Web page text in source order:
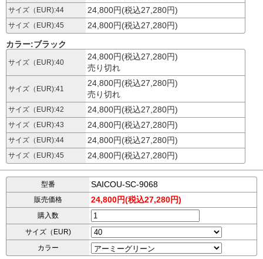
サイズ（EUR):44 24,800円(税込27,280円)
サイズ（EUR):45
24,800円(税込27,280円)
カラー:ブラック
サイズ（EUR):40
24,800円(税込27,280円)
売り切れ
サイズ（EUR):41
24,800円(税込27,280円)
売り切れ
サイズ（EUR):42 24,800円(税込27,280円)
サイズ（EUR):43 24,800円(税込27,280円)
サイズ（EUR):44 24,800円(税込27,280円)
サイズ（EUR):45 24,800円(税込27,280円)
型番 SAICOU-SC-9068
販売価格 24,800円(税込27,280円)
購入数
サイズ（EUR)
カラー